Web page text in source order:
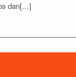
dan[…]